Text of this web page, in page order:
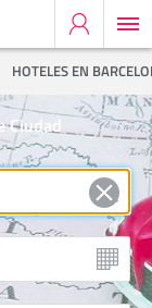
HOTELES EN
Ciudad